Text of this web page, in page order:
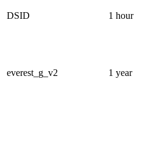
DSID 1 hour
everest_g_v2 1 year